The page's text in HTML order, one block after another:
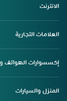
الانترنت
العلامات التجارية
إكسسوارات الهواتف
المنزل والسيارات